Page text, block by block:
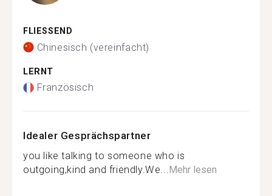
FLIESSEND
Chinesisch (vereinfacht)
LERNT
Französisch
Idealer Gesprächspartner
you like talking to someone who is
outgoing,kind and friendly.We...Mehr lesen